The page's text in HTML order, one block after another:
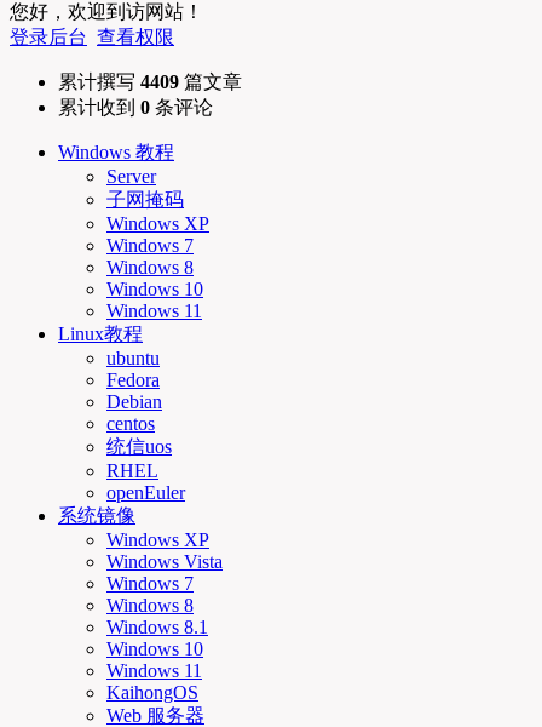
您好，欢迎到访网站！
登录后台 查看权限
累计撰写 4409 篇文章
累计收到 0 条评论
Windows 教程
Server
子网掩码
Windows XP
Windows 7
Windows 8
Windows 10
Windows 11
Linux教程
ubuntu
Fedora
Debian
centos
统信uos
RHEL
openEuler
系统镜像
Windows XP
Windows Vista
Windows 7
Windows 8
Windows 8.1
Windows 10
Windows 11
KaihongOS
Web 服务器